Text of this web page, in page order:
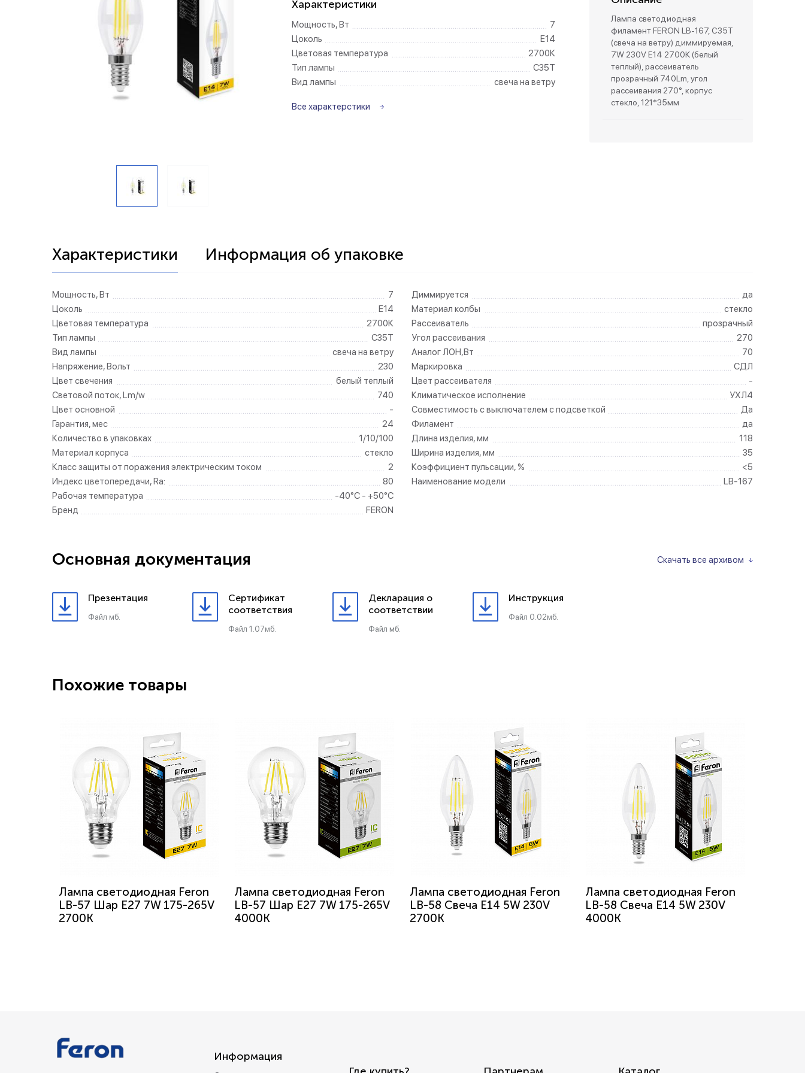
Беспроводные выключатели Беспроводные розетки
Контроллеры и реле 220в Розетки садово-парковые
Характеристики
Мощность, Вт
7
Цоколь
E14
Цветовая температура
2700К
Тип лампы
C35T
Вид лампы
свеча на ветру
Все характерстики
Лампа светодиодная
филамент FERON LB-167, C35T
(свеча на ветру) диммируемая,
7W 230V E14 2700К (белый
теплый), рассеиватель
прозрачный 740Lm, угол
рассеивания 270°, корпус
стекло, 121*35мм
Характеристики Информация об упаковке
Мощность, Вт
7
Цоколь
E14
Цветовая температура
2700К
Тип лампы
C35T
Вид лампы
свеча на ветру
Напряжение, Вольт
230
Цвет свечения
белый теплый
Световой поток, Lm/w
740
Цвет основной
-
Гарантия, мес
24
Количество в упаковках
1/10/100
Материал корпуса
стекло
Класс защиты от поражения электрическим током
2
Индекс цветопередачи, Ra:
80
Рабочая температура
-40°C - +50°C
Бренд
FERON
Диммируется
да
Материал колбы
стекло
Рассеиватель
прозрачный
Угол рассеивания
270
Аналог ЛОН,Вт
70
Маркировка
СДЛ
Цвет рассеивателя
-
Климатическое исполнение
УХЛ4
Совместимость с выключателем с подсветкой
Да
Филамент
да
Длина изделия, мм
118
Ширина изделия, мм
35
Коэффициент пульсации, %
<5
Наименование модели
LB-167
Скачать все архивом
Основная документация
Презентация
Файл мб.
Сертификат
соответствия
Файл 1.07мб.
Декларация о
соответствии
Файл мб.
Инструкция
Файл 0.02мб.
Похожие товары
Лампа светодиодная Feron
LB-57 Шар E27 7W 175-265V
2700K
Лампа светодиодная Feron
LB-57 Шар E27 7W 175-265V
4000K
Лампа светодиодная Feron
LB-58 Свеча E14 5W 230V
2700K
Лампа светодиодная Feron
LB-58 Свеча E14 5W 230V
4000K
Информация